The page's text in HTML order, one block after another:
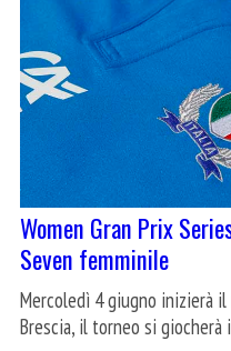
Women Gran Prix
Seven femminile
Mercoledì 4 giugno inizierà il
Brescia, il torneo si giocherà